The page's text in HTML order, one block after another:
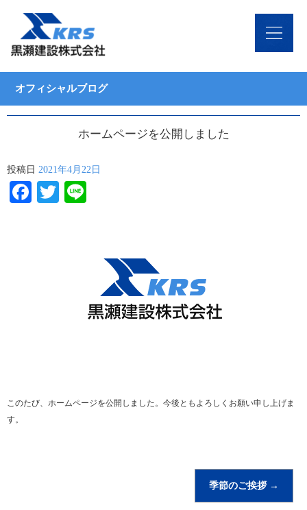
オフィシャルブログ
ホームページを公開しました
投稿日 2021年4月22日
Facebook
Twitter
このたび、ホームページを公開しました。今後ともよろしくお願い申し上げま
す。
季節のご挨拶 →